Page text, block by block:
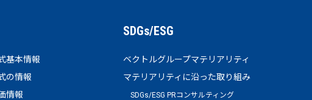
基本情報
の情報
情報
SDGs/ESG
ベクトルグループマテリアリティ
マテリアリティに沿った取り組み
SDGs/ESG PRコンサルティング